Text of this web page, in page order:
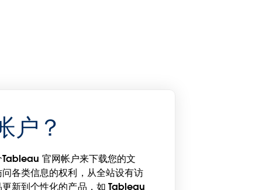
户？
官网帐户来下载您的文
各类信息的权利，从全站设有访
新到个性化的产品，如 Tableau